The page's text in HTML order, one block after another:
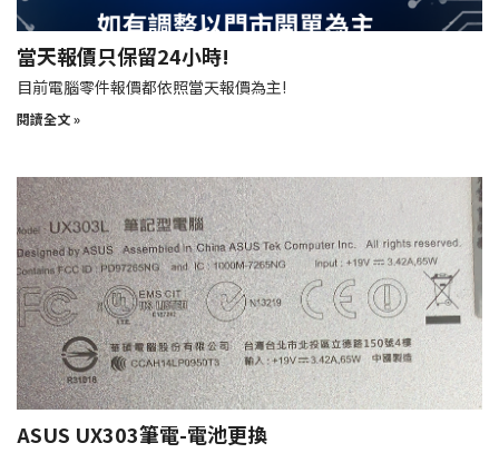
當天報價只保留24小時!
目前電腦零件報價都依照當天報價為主!
閱讀全文 »
ASUS UX303筆電-電池更換